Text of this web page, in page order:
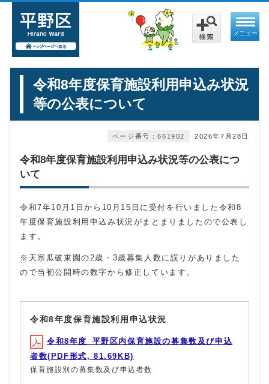
メニュー
令和8年度保育施設利用申込み状況
等の公表について
2026年7月28日
ページ番号：661902
令和8年度保育施設利用申込み状況等の公表につ
いて
令和7年10月1日から10月15日に受付を行いました令和8
年度保育施設利用申込み状況がまとまりましたので公表し
ます。
※天宗瓜破東園の2歳・3歳募集人数に誤りがありました
ので当初公開時の数字から修正しています。
令和8年度保育施設利用申込状況
令和8年度_平野区内保育施設の募集数及び申込
者数(PDF形式, 81.69KB)
保育施設別の募集数及び申込者数